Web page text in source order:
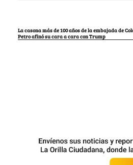
La casona más de 100 años de la embajada de
Petro afinó su cara a cara con Trump